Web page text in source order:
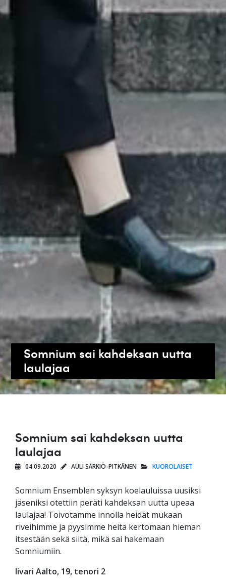
Somnium sai kahdeksan uutta
laulajaa
Somnium sai kahdeksan uutta
laulajaa
04.09.2020 AULI SÄRKIÖ-PITKÄNEN KUOROLAISET
Somnium Ensemblen syksyn koelauluissa uusiksi
jäseniksi otettiin peräti kahdeksan uutta upeaa
laulajaa! Toivotamme innolla heidät mukaan
riveihimme ja pyysimme heitä kertomaan hieman
itsestään sekä siitä, mikä sai hakemaan
Somniumiin.
Iivari Aalto, 19, tenori 2